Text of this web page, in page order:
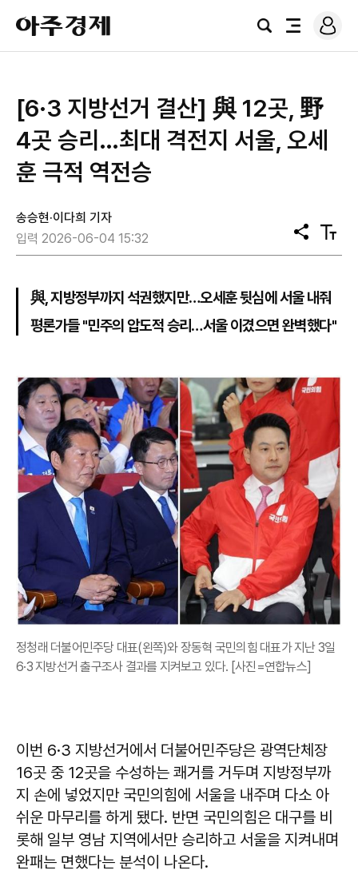
아
주
경
검
전
로
그
[6·3 지방선거 결산] 與 12곳, 野
4곳 승리…최대 격전지 서울, 오세
훈 극적 역전승
송승현·이다희 기자
입력 2026-06-04 15:32
공
유
텍
스
기
與, 지방정부까지 석권했지만…오세훈 뒷심에 서울 내줘
평론가들 "민주의 압도적 승리…서울 이겼으면 완벽했다"
정청래 더불어민주당 대표(왼쪽)와 장동혁 국민의힘 대표가 지난 3일
6·3 지방선거 출구조사 결과를 지켜보고 있다. [사진=연합뉴스]
이번 6·3 지방선거에서 더불어민주당은 광역단체장
16곳 중 12곳을 수성하는 쾌거를 거두며 지방정부까
지 손에 넣었지만 국민의힘에 서울을 내주며 다소 아
쉬운 마무리를 하게 됐다. 반면 국민의힘은 대구를 비
롯해 일부 영남 지역에서만 승리하고 서울을 지켜내며
완패는 면했다는 분석이 나온다.